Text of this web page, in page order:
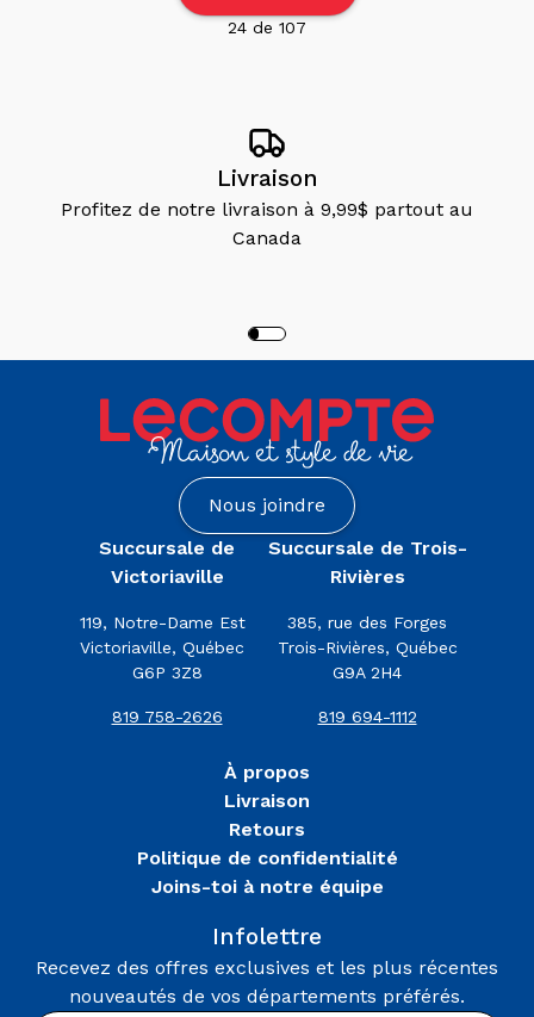
24 de 107
Livraison
Profitez de notre livraison à 9,99$ partout au
Canada
Nous joindre
Succursale de
Victoriaville
119, Notre-Dame Est
Victoriaville, Québec
G6P 3Z8
819 758-2626
Succursale de Trois-
Rivières
385, rue des Forges
Trois-Rivières, Québec
G9A 2H4
819 694-1112
À propos
Livraison
Retours
Politique de confidentialité
Joins-toi à notre équipe
Infolettre
Recevez des offres exclusives et les plus récentes
nouveautés de vos départements préférés.